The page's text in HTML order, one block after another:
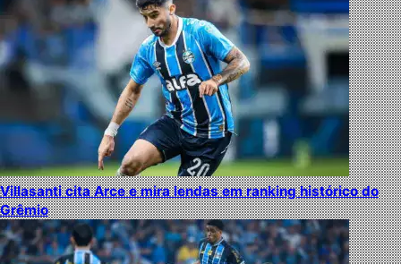
Villasanti cita Arce e mira lendas em ranking histórico do
Grêmio